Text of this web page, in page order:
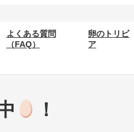
よくある質問
（FAQ）
卵のトリビ
ア
！